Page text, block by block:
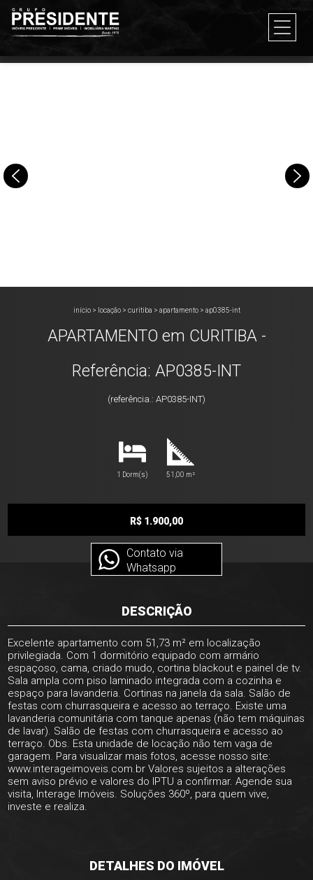
início> locação> curitiba > apartamento> ap0385-int
APARTAMENTO em CURITIBA -
Referência: AP0385-INT
(referência.: AP0385-INT)
1 Dorm(s) 51,00 m²
R$ 1.900,00
Contato via
Whatsapp
DESCRIÇÃO
Excelente apartamento com 51,73 m² em localização
privilegiada. Com 1 dormitório equipado com armário
espaçoso, cama, criado mudo, cortina blackout e painel de tv.
Sala ampla com piso laminado integrada com a cozinha e
espaço para lavanderia. Cortinas na janela da sala. Salão de
festas com churrasqueira e acesso ao terraço. Existe uma
lavanderia comunitária com tanque apenas (não tem máquinas
de lavar). Salão de festas com churrasqueira e acesso ao
terraço. Obs. Esta unidade de locação não tem vaga de
garagem. Para visualizar mais fotos, acesse nosso site:
www.interageimoveis.com.br Valores sujeitos a alterações
sem aviso prévio e valores do IPTU a confirmar. Agende sua
visita, Interage Imóveis. Soluções 360º, para quem vive,
investe e realiza.
DETALHES DO IMÓVEL